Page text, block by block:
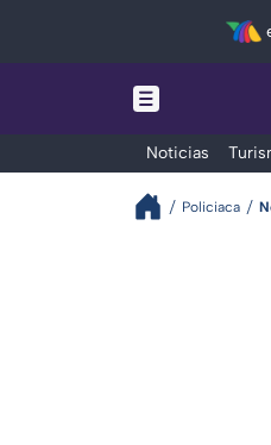
Noticias
Policiaca